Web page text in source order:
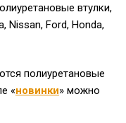
втулки,
Nissan, Ford, Honda,
полиуретановые
«новинки» можно